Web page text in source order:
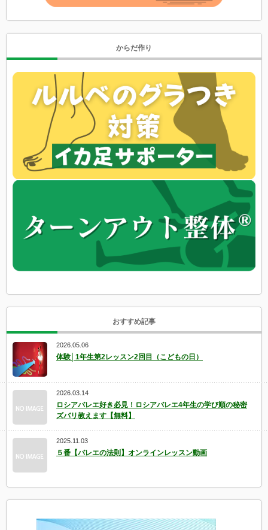
からだ作り
おすすめ記事
2026.05.06
体験│1年生第2レッスン2回目（こどもの日）
2026.03.14
ロシアバレエ好き必見！ロシアバレエ4年生の学び順の秘密
ズバリ教えます【無料】
2025.11.03
５番【バレエの法則】オンラインレッスン動画